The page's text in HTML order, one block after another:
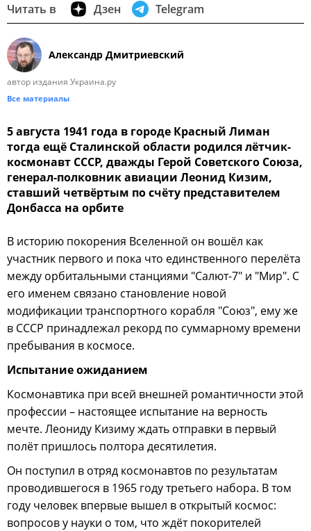
Читать в Дзен Telegram
Александр Дмитриевский
автор издания Украина.ру
Все материалы
5 августа 1941 года в городе Красный Лиман
тогда ещё Сталинской области родился лётчик-
космонавт СССР, дважды Герой Советского Союза,
генерал-полковник авиации Леонид Кизим,
ставший четвёртым по счёту представителем
Донбасса на орбите
В историю покорения Вселенной он вошёл как
участник первого и пока что единственного перелёта
между орбитальными станциями "Салют-7" и "Мир". С
его именем связано становление новой
модификации транспортного корабля "Союз", ему же
в СССР принадлежал рекорд по суммарному времени
пребывания в космосе.
Испытание ожиданием
Космонавтика при всей внешней романтичности этой
профессии – настоящее испытание на верность
мечте. Леониду Кизиму ждать отправки в первый
полёт пришлось полтора десятилетия.
Он поступил в отряд космонавтов по результатам
проводившегося в 1965 году третьего набора. В том
году человек впервые вышел в открытый космос:
вопросов у науки о том, что ждёт покорителей